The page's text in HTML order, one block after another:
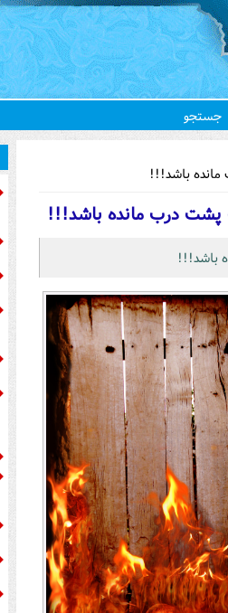
جستجو
باشد!!!
پشت درب مانده باشد!!!
باشد!!!